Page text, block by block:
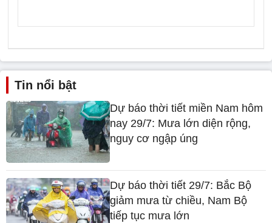
Tin nổi bật
Dự báo thời tiết miền Nam hôm
nay 29/7: Mưa lớn diện rộng,
nguy cơ ngập úng
Dự báo thời tiết 29/7: Bắc Bộ
giảm mưa từ chiều, Nam Bộ
tiếp tục mưa lớn